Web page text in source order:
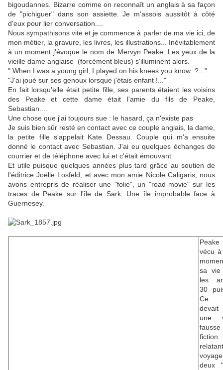
bigoudannes. Bizarre comme on reconnaît un anglais à sa façon
de "pichiguer" dans son assiette. Je m'assois aussitôt à côté
d'eux pour lier conversation....
Nous sympathisons vite et je commence à parler de ma vie ici, de
mon métier, la gravure, les livres, les illustrations... Inévitablement
à un moment j'évoque le nom de Mervyn Peake. Les yeux de la
vieille dame anglaise (forcément bleus) s'illuminent alors.
" When I was a young girl, I played on his knees you know ?..."
"J'ai joué sur ses genoux lorsque j'étais enfant !..."
En fait lorsqu'elle était petite fille, ses parents étaient les voisins
des Peake et cette dame était l'amie du fils de Peake,
Sebastian....
Une chose que j'ai toujours sue : le hasard, ça n'existe pas
Je suis bien sûr resté en contact avec ce couple anglais, la dame,
la petite fille s'appelait Kate Dessau. Couple qui m'a ensuite
donné le contact avec Sebastian. J'ai eu quelques échanges de
courrier et de téléphone avec lui et c'était émouvant.
Et utile puisque quelques années plus tard grâce au soutien de
l'éditrice Joëlle Losfeld, et avec mon amie Nicole Caligaris, nous
avons entrepris de réaliser une "folie", un "road-movie" sur les
traces de Peake sur l'île de Sark. Une île improbable face à
Guernesey.
vécu
sa vie
les
30
Ce
une
fausse
fiction
deux